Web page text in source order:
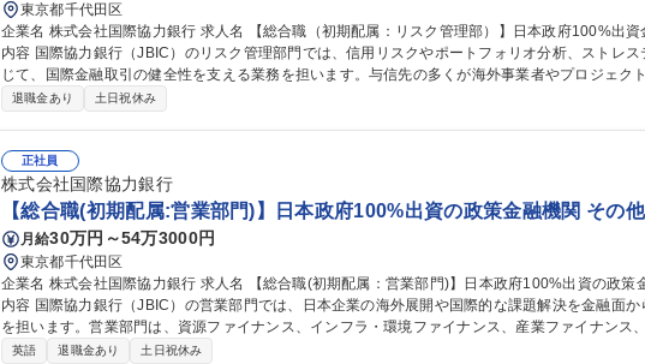
東京都千代田区
企業名 株式会社国際協力銀行 求人名 【総合職（初期配属：リスク管理部）】日本政府100%出資金融機関 仕事の
内容 国際協力銀行（JBIC）のリスク管理部門では、信用リスクやポートフォリオ分析、ストレス
じて、国際金融取引の健全性を支える業務を担います。与信先の多くが海外事業者やプロジェクト
期・巨額の取引に対するボトムアップ型のリスク管理が特徴です。信用格付制度や資産査定、
入されており、柔軟な働き方が可能です。 募集職種 【総合職（初期配属：リスク管理部）】日本政府100%出資
金融機関
退職金あり 土日祝休み
正社員
株式会社国際協力銀行
【総合職(初期配属:営業部門)】日本政府100%出資の政策金融機関 その
月給30万円～54万3000円
東京都千代田区
企業名 株式会社国際協力銀行 求人名 【総合職(初期配属：営業部門)】日本政府100%出資の政策金融機関 仕事の
内容 国際協力銀行（JBIC）の営業部門では、日本企業の海外展開や国際的な課題解決を金融面か
を担います。営業部門は、資源ファイナンス、インフラ・環境ファイナンス、産業ファイナンス、
ァイナンスの4つに分かれ、それぞれの専門分野で案件形成から実行、モニタリングまでを担当。
英語 退職金あり 土日祝休み